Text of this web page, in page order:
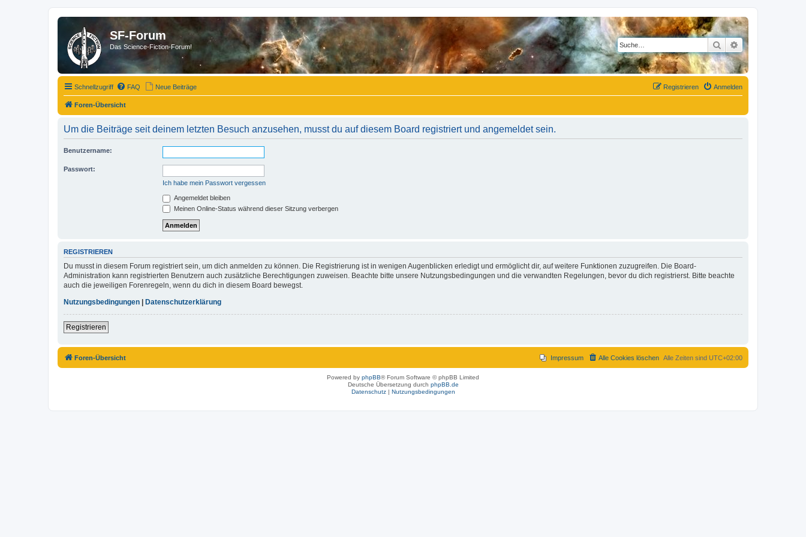
SF-Forum
Das Science-Fiction-Forum! SucheErweiterte Suche
Schnellzugriff FAQ Neue Beiträge Anmelden
Registrieren
Foren-Übersicht
Um die Beiträge seit deinem letzten Besuch anzusehen, musst du auf diesem Board registriert und angemeldet sein.
Benutzername:
Passwort:
Ich habe mein Passwort vergessen
Angemeldet bleiben
Meinen Online-Status während dieser Sitzung verbergen
REGISTRIEREN
Du musst in diesem Forum registriert sein, um dich anmelden zu können. Die Registrierung ist in wenigen Augenblicken erledigt und ermöglicht dir, auf weitere Funktionen zuzugreifen. Die Board-
Administration kann registrierten Benutzern auch zusätzliche Berechtigungen zuweisen. Beachte bitte unsere Nutzungsbedingungen und die verwandten Regelungen, bevor du dich registrierst. Bitte beachte
auch die jeweiligen Forenregeln, wenn du dich in diesem Board bewegst.
Nutzungsbedingungen | Datenschutzerklärung
Registrieren
Foren-Übersicht Alle Zeiten sind UTC+02:00
Alle Cookies löschen
Impressum
Powered by phpBB® Forum Software © phpBB Limited
Deutsche Übersetzung durch phpBB.de
Datenschutz| Nutzungsbedingungen